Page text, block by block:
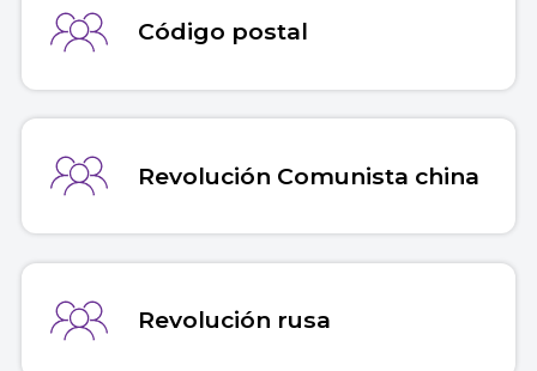
Código postal
Revolución Comunista china
Revolución rusa